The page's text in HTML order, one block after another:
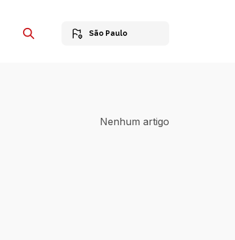
São Paulo
Nenhum artigo